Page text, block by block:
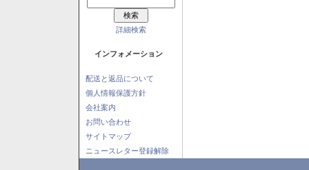
詳細検索
インフォメーション
配送と返品について
個人情報保護方針
会社案内
お問い合わせ
サイトマップ
ニュースレター登録解除